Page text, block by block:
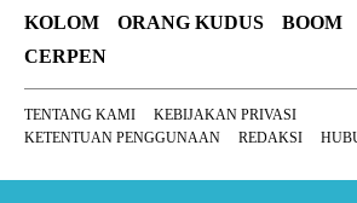
KOLOM
ORANG KUDUS BOOM
CERPEN
TENTANG KAMI
KEBIJAKAN PRIVASI
KETENTUAN PENGGUNAAN
REDAKSI